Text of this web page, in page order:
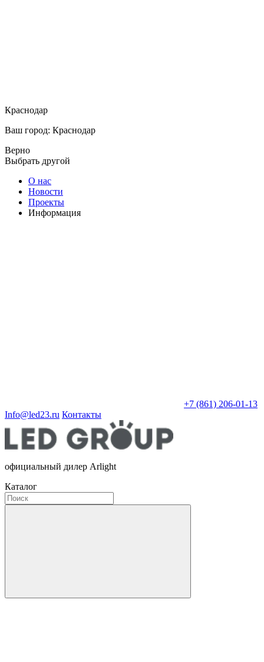
Краснодар
Ваш город: Краснодар
Верно
Выбрать другой
О нас
Новости
Проекты
Информация
+7 (861) 206-01-13
Info@led23.ru Контакты
официальный дилер Arlight
Каталог